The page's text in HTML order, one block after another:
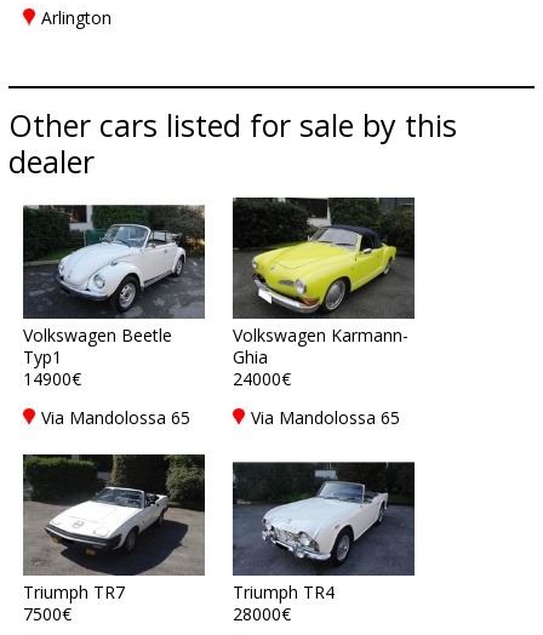
Arlington
Other cars listed for sale by this
dealer
Volkswagen Beetle
Typ1
14900€
Via Mandolossa 65
Brescia - BS, Italy
Volkswagen Karmann-
Ghia
24000€
Via Mandolossa 65
Triumph TR7
7500€
Triumph TR4
28000€